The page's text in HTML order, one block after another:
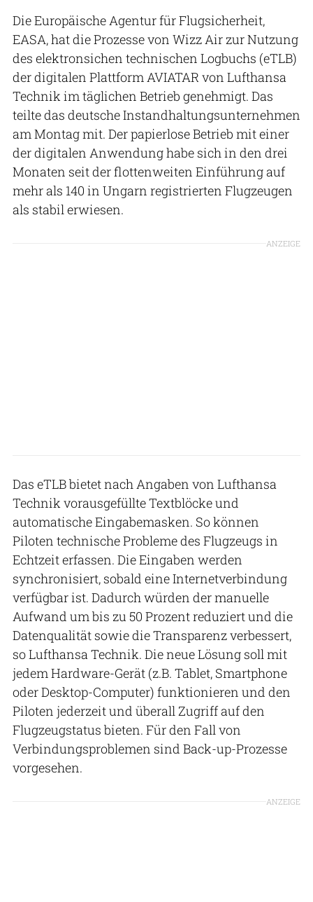
Die Europäische Agentur für Flugsicherheit,
EASA, hat die Prozesse von Wizz Air zur Nutzung
des elektronsichen technischen Logbuchs (eTLB)
der digitalen Plattform AVIATAR von Lufthansa
Technik im täglichen Betrieb genehmigt. Das
teilte das deutsche Instandhaltungsunternehmen
am Montag mit. Der papierlose Betrieb mit einer
der digitalen Anwendung habe sich in den drei
Monaten seit der flottenweiten Einführung auf
mehr als 140 in Ungarn registrierten Flugzeugen
als stabil erwiesen.
ANZEIGE
Das eTLB bietet nach Angaben von Lufthansa
Technik vorausgefüllte Textblöcke und
automatische Eingabemasken. So können
Piloten technische Probleme des Flugzeugs in
Echtzeit erfassen. Die Eingaben werden
synchronisiert, sobald eine Internetverbindung
verfügbar ist. Dadurch würden der manuelle
Aufwand um bis zu 50 Prozent reduziert und die
Datenqualität sowie die Transparenz verbessert,
so Lufthansa Technik. Die neue Lösung soll mit
jedem Hardware-Gerät (z.B. Tablet, Smartphone
oder Desktop-Computer) funktionieren und den
Piloten jederzeit und überall Zugriff auf den
Flugzeugstatus bieten. Für den Fall von
Verbindungsproblemen sind Back-up-Prozesse
vorgesehen.
ANZEIGE